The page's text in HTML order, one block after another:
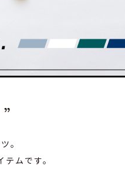
。
ムです。